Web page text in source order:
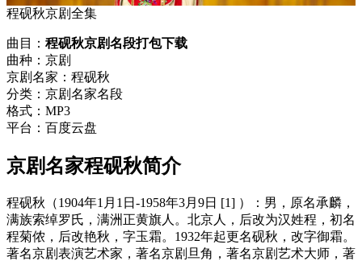
程砚秋京剧全集
曲目： 程砚秋京剧名段打包下载
曲种：京剧
京剧名家：程砚秋
分类：京剧名家名段
格式：MP3
平台：百度云盘
京剧名家程砚秋简介
程砚秋（1904年1月1日-1958年3月9日 [1] ）：男，原名承麟，
满族索绰罗氏，满洲正黄旗人。北京人，后改为汉姓程，初名
程菊侬，后改艳秋，字玉霜。1932年起更名砚秋，改字御霜。
著名京剧表演艺术家，著名京剧旦角，著名京剧艺术大师，著